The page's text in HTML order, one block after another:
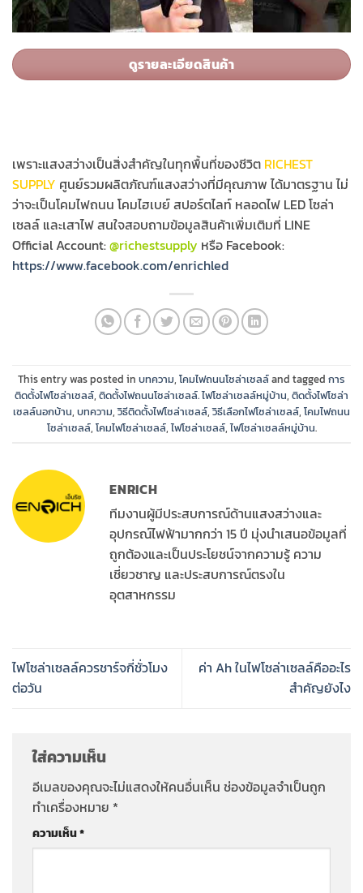
ดูรายละเอียดสินค้า
เพราะแสงสว่างเป็นสิ่งสำคัญในทุกพื้นที่ของชีวิต RICHEST
SUPPLY ศูนย์รวมผลิตภัณฑ์แสงสว่างที่มีคุณภาพ ได้มาตรฐาน ไม่
ว่าจะเป็นโคมไฟถนน โคมไฮเบย์ สปอร์ตไลท์ หลอดไฟ LED โซล่า
เซลล์ และเสาไฟ สนใจสอบถามข้อมูลสินค้าเพิ่มเติมที่ LINE
Official Account:@richestsupply หรือ Facebook:
https://www.facebook.com/enrichled
This entry was posted in บทความ, โคมไฟถนนโซล่าเซลล์and tagged การ
ติดตั้งไฟโซล่าเซลล์, ติดตั้งไฟถนนโซล่าเซลล์. ไฟโซล่าเซลล์หมู่บ้าน, ติดตั้งไฟโซล่า
เซลล์นอกบ้าน, บทความ,วิธีติดตั้งไฟโซล่าเซลล์,วิธีเลือกไฟโซล่าเซลล์, โคมไฟถนน
โซล่าเซลล์, โคมไฟโซล่าเซลล์,ไฟโซล่าเซลล์,ไฟโซล่าเซลล์หมู่บ้าน.
ENRICH
ทีมงานผู้มีประสบการณ์ด้านแสงสว่างและ
อุปกรณ์ไฟฟ้ามากกว่า 15 ปี มุ่งนำเสนอข้อมูลที่
ถูกต้องและเป็นประโยชน์จากความรู้ ความ
เชี่ยวชาญ และประสบการณ์ตรงใน
อุตสาหกรรม
ไฟโซล่าเซลล์ควรชาร์จกี่ชั่วโมง
ต่อวัน
ค่า Ah ในไฟโซล่าเซลล์คืออะไร
สำคัญยังไง
ใส่ความเห็น
อีเมลของคุณจะไม่แสดงให้คนอื่นเห็น ช่องข้อมูลจำเป็นถูก
ทำเครื่องหมาย *
ความเห็น*